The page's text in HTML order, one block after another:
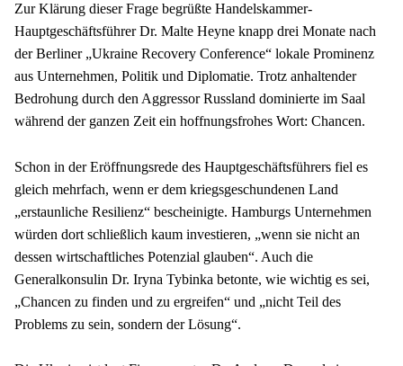
Zur Klärung dieser Frage begrüßte Handelskammer-
Hauptgeschäftsführer Dr. Malte Heyne knapp drei Monate nach
der Berliner „Ukraine Recovery Conference“ lokale Prominenz
aus Unternehmen, Politik und Diplomatie. Trotz anhaltender
Bedrohung durch den Aggressor Russland dominierte im Saal
während der ganzen Zeit ein hoffnungsfrohes Wort: Chancen.
Schon in der Eröffnungsrede des Hauptgeschäftsführers fiel es
gleich mehrfach, wenn er dem kriegsgeschundenen Land
„erstaunliche Resilienz“ bescheinigte. Hamburgs Unternehmen
würden dort schließlich kaum investieren, „wenn sie nicht an
dessen wirtschaftliches Potenzial glauben“. Auch die
Generalkonsulin Dr. Iryna Tybinka betonte, wie wichtig es sei,
„Chancen zu finden und zu ergreifen“ und „nicht Teil des
Problems zu sein, sondern der Lösung“.